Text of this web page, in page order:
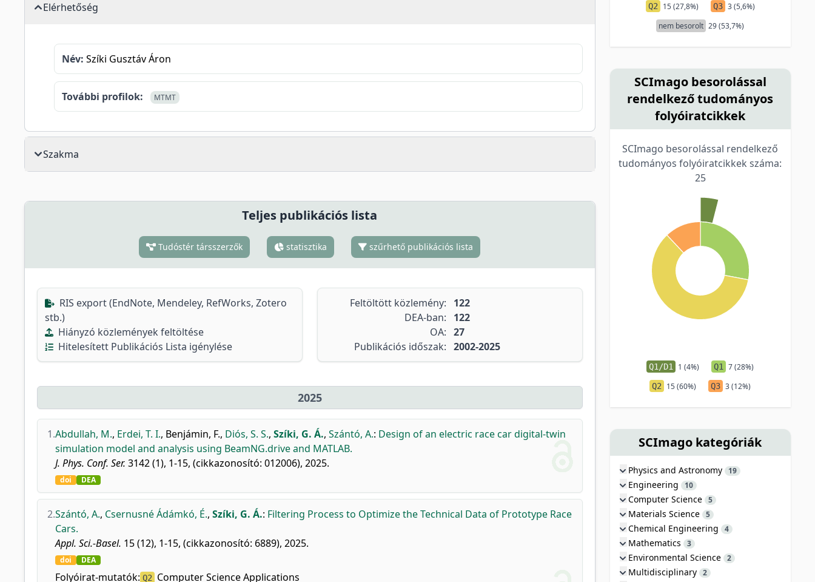
Elérhetőség
Név: Szíki Gusztáv Áron
További profilok: MTMT
Szakma
Teljes publikációs lista
Tudóstér társszerzők statisztika szűrhető publikációs lista
RIS export (EndNote, Mendeley, RefWorks, Zotero
stb.)
Hiányzó közlemények feltöltése
Hitelesített Publikációs Lista igénylése
Feltöltött közlemény:
122
DEA-ban:
122
OA: 27
Publikációs időszak: 2002-2025
2025
1.Abdullah, M., Erdei, T. I., Benjámin, F., Diós, S. S., Szíki, G. Á., Szántó, A.: Design of an electric race car digital-twin
simulation model and analysis using BeamNG.drive and MATLAB.
J. Phys. Conf. Ser. 3142 (1), 1-15, (cikkazonosító: 012006), 2025.
doi DEA
2.Szántó, A., Csernusné Ádámkó, É., Szíki, G. Á.: Filtering Process to Optimize the Technical Data of Prototype Race
Cars.
Appl. Sci.-Basel. 15 (12), 1-15, (cikkazonosító: 6889), 2025.
doi DEA
Folyóirat-mutatók: Q2 Computer Science Applications
Q2 15 (27,8%) Q3 3 (5,6%)
nem besorolt 29 (53,7%)
SCImago besorolással
rendelkező tudományos
folyóiratcikkek
SCImago besorolással rendelkező
tudományos folyóiratcikkek száma:
25
Q1/D1 1 (4%) Q1 7 (28%)
Q2 15 (60%) Q3 3 (12%)
SCImago kategóriák
Physics and Astronomy 19
Engineering 10
Computer Science 5
Materials Science 5
Chemical Engineering 4
Mathematics 3
Environmental Science 2
Multidisciplinary 2